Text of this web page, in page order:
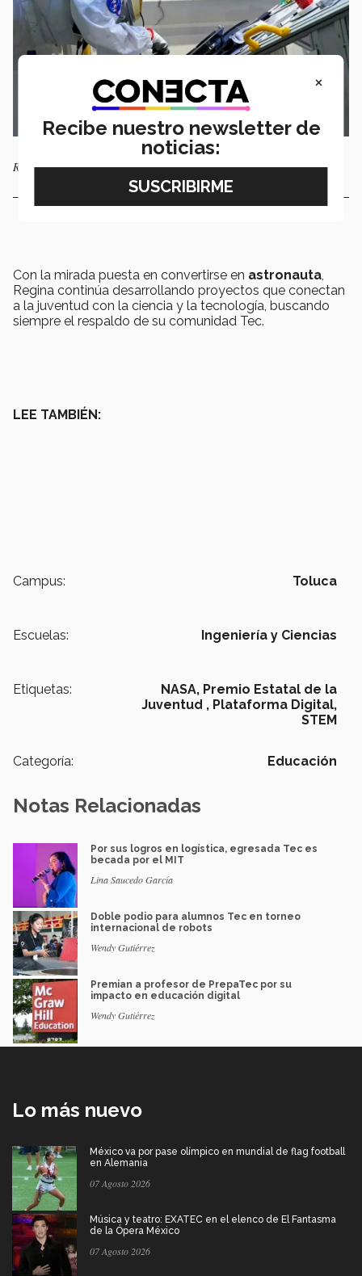
Regina durante su estancia en la NASA. Foto: cortesía.
Con la mirada puesta en convertirse en astronauta
Regina continúa desarrollando proyectos que conectan
a la juventud con la ciencia y la tecnología, buscando
siempre el respaldo de su comunidad Tec.
LEE TAMBIÉN:
Campus: Toluca
Escuelas: Ingeniería y Ciencias
Etiquetas: NASA, Premio Estatal de la
Juventud , Plataforma Digital,
STEM
Categoría: Educación
Notas Relacionadas
Por sus logros en logística, egresada Tec es
becada por el MIT
Lina Saucedo García
Doble podio para alumnos Tec en torneo
internacional de robots
Wendy Gutiérrez
Premian a profesor de PrepaTec por su
impacto en educación digital
Wendy Gutiérrez
Lo más nuevo
México va por pase olímpico en mundial de flag football
en Alemania
07 Agosto 2026
Música y teatro: EXATEC en el elenco de El Fantasma
de la Ópera México
07 Agosto 2026
×
Recibe nuestro newsletter de
noticias: